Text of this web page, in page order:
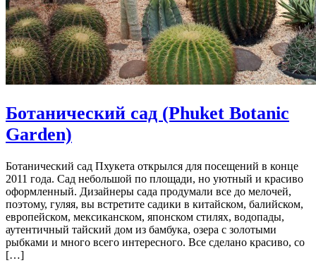
Ботанический сад (Phuket Botanic
Garden)
Ботанический сад Пхукета открылся для посещений в конце
2011 года. Сад небольшой по площади, но уютный и красиво
оформленный. Дизайнеры сада продумали все до мелочей,
поэтому, гуляя, вы встретите садики в китайском, балийском,
европейском, мексиканском, японском стилях, водопады,
аутентичный тайский дом из бамбука, озера с золотыми
рыбками и много всего интересного. Все сделано красиво, со
[…]